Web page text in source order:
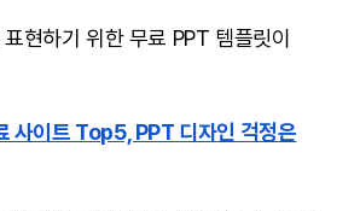
현하기 위한 무료 PPT 템플릿이
사이트 Top5, PPT 디자인 걱정은